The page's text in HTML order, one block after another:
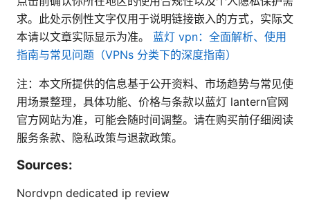
求。此处示例性文字仅用于说明链接嵌入的方式，实际文
本请以文章实际显示为准。 蓝灯 vpn：全面解析、使用
指南与常见问题（VPNs 分类下的深度指南）
注：本文所提供的信息基于公开资料、市场趋势与常见使
用场景整理，具体功能、价格与条款以蓝灯 lantern官网
官方网站为准，可能会随时间调整。请在购买前仔细阅读
服务条款、隐私政策与退款政策。
Sources:
Nordvpn dedicated ip review